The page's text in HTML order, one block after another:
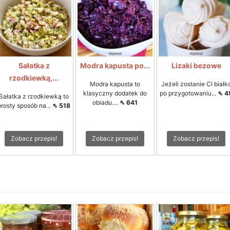
Sałatka z
rzodkiewką,...
z rzodkiewką to
sposób na... ⇖ 518
Zobacz przepis!
Modra kapusta po...
Modra kapusta to
klasyczny dodatek do
obiadu.... ⇖ 641
Zobacz przepis!
Lizaki bezowe
Jeżeli zostanie Ci
po przygotowaniu... ⇖
Zobacz przepis!